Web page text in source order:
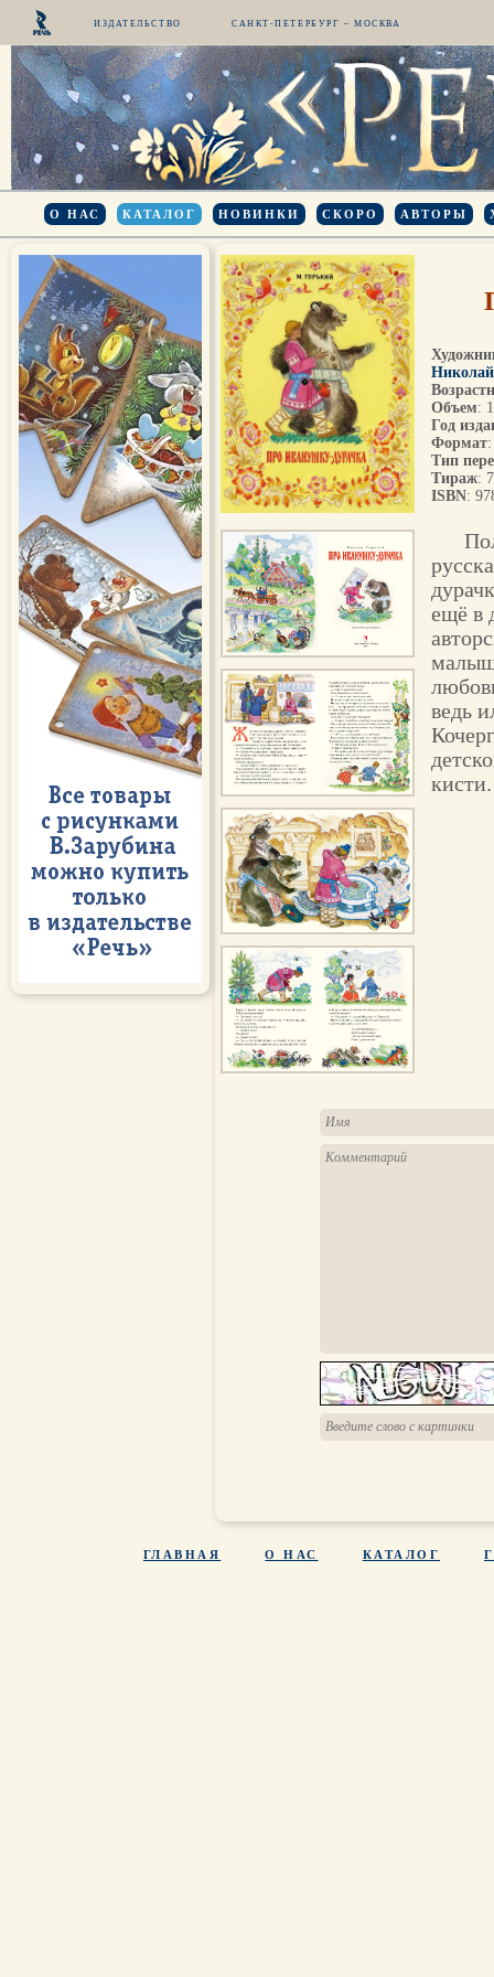
ИЗДАТЕЛЬСТВО САНКТ-ПЕТЕРБУРГ – МОСКВА
О НАС КАТАЛОГ НОВИНКИ СКОРО АВТОРЫ
Николай
Объем:
Год
Формат
Тип
Тираж:
ISBN:
ещё в
ведь
кисти.
ГЛАВНАЯ О НАС КАТАЛОГ